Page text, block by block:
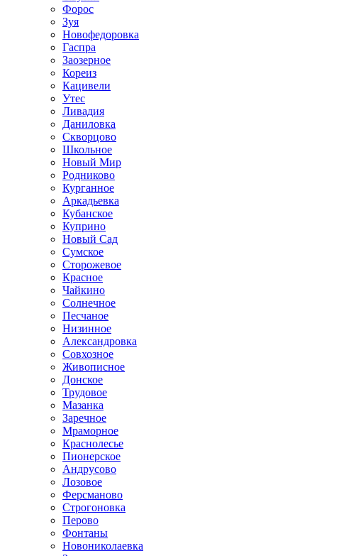
Форос
Зуя
Новофедоровка
Гаспра
Заозерное
Кореиз
Кацивели
Утес
Ливадия
Даниловка
Скворцово
Школьное
Новый Мир
Родниково
Курганное
Аркадьевка
Кубанское
Куприно
Новый Сад
Сумское
Сторожевое
Красное
Чайкино
Солнечное
Песчаное
Низинное
Александровка
Совхозное
Живописное
Донское
Трудовое
Мазанка
Заречное
Мраморное
Краснолесье
Пионерское
Андрусово
Лозовое
Ферсманово
Строгоновка
Перово
Фонтаны
Новониколаевка